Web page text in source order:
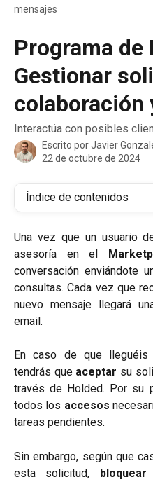
mensajes
Programa de
Gestionar
colaboración
Interactúa con posibles
Escrito porJavier
22 de octubre de 2024
Índice de contenidos
Una vez que un usuario
asesoría en el
conversación enviándote
consultas. Cada vez que
nuevo mensaje llegará
email.
En caso de que lleguéis
tendrás que aceptar su
través de Holded. Por su
todos los accesos
tareas pendientes.
Sin embargo, según que
esta solicitud, bloquear